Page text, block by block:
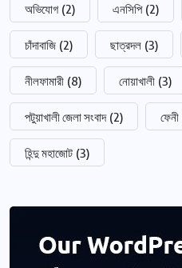
অভিযোগ (2) এনসিপি (2)
চাঁদাবাজি (2) ছাত্রদল (3)
নীলফামারী (8) নোয়াখালী (3)
পটুয়াখালী জেলা সংবাদ (2) ফেনী
হিন্দু মহাজোট (3)